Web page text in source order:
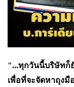
"...ทุกวันนี้บริษัทก็
เพื่อที่จะจัดหาถุงมื